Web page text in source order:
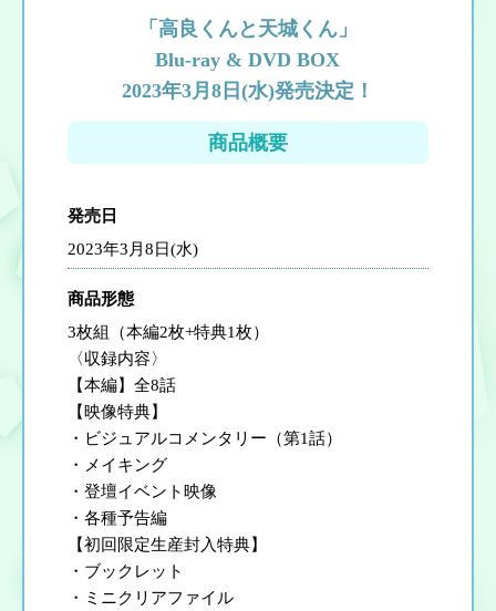
「高良くんと天城くん」
Blu-ray & DVD BOX
2023年3月8日(水)発売決定！
商品概要
発売日
2023年3月8日(水)
商品形態
3枚組（本編2枚+特典1枚）
〈収録内容〉
【本編】全8話
【映像特典】
・ビジュアルコメンタリー（第1話）
・メイキング
・登壇イベント映像
・各種予告編
【初回限定生産封入特典】
・ブックレット
・ミニクリアファイル